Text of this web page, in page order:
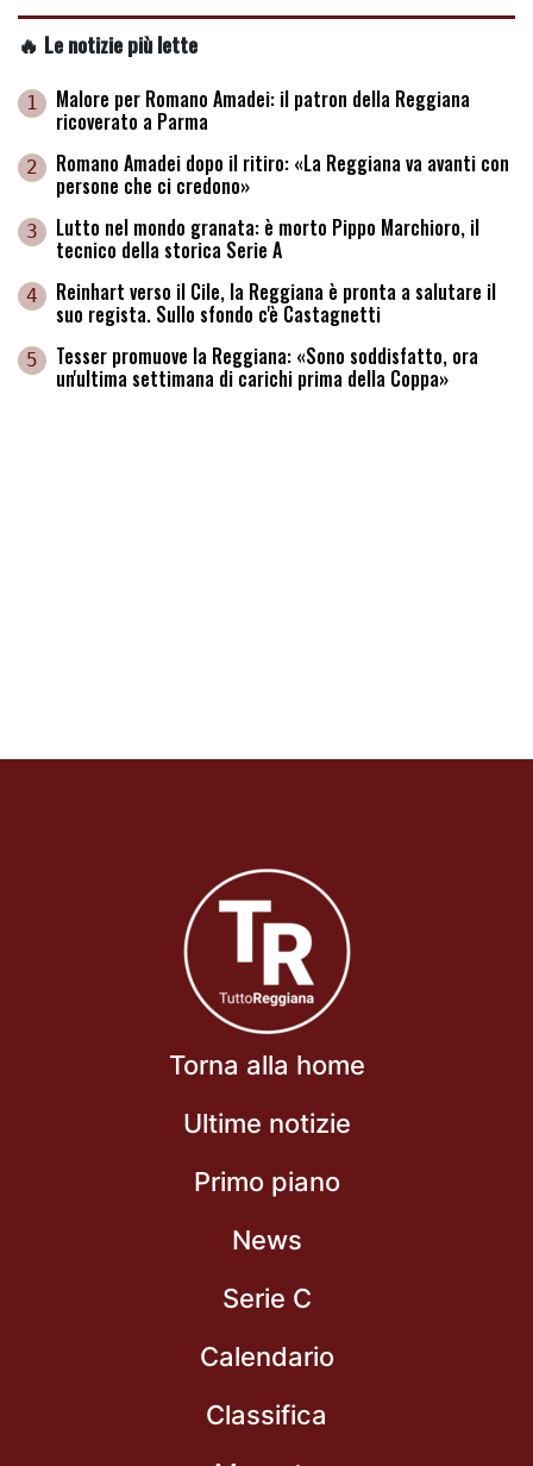
🔥 Le notizie più lette
1 Malore per Romano Amadei: il patron della Reggiana
ricoverato a Parma
2 Romano Amadei dopo il ritiro: «La Reggiana va avanti con
persone che ci credono»
3 Lutto nel mondo granata: è morto Pippo Marchioro, il
tecnico della storica Serie A
4 Reinhart verso il Cile, la Reggiana è pronta a salutare il
suo regista. Sullo sfondo c'è Castagnetti
5 Tesser promuove la Reggiana: «Sono soddisfatto, ora
un'ultima settimana di carichi prima della Coppa»
Torna alla home
Ultime notizie
Primo piano
News
Serie C
Calendario
Classifica